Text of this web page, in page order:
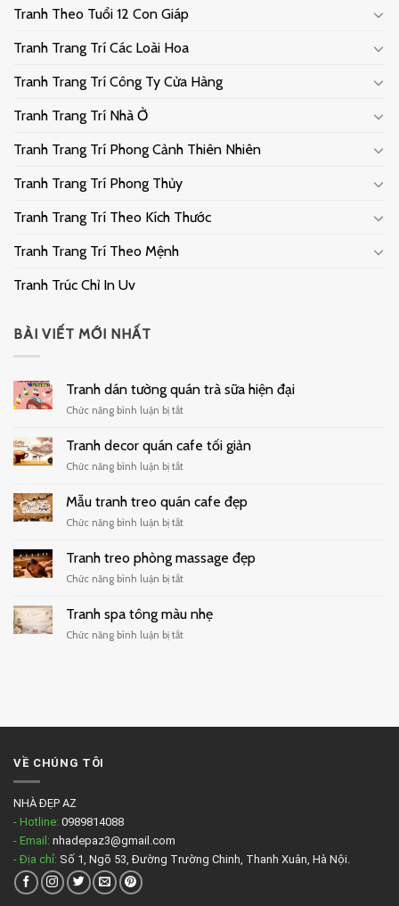
Tranh Theo Tuổi 12 Con Giáp
Tranh Trang Trí Các Loài Hoa
Tranh Trang Trí Công Ty Cửa Hàng
Tranh Trang Trí Nhà Ở
Tranh Trang Trí Phong Cảnh Thiên Nhiên
Tranh Trang Trí Phong Thủy
Tranh Trang Trí Theo Kích Thước
Tranh Trang Trí Theo Mệnh
Tranh Trúc Chỉ In Uv
BÀI VIẾT MỚI NHẤT
Tranh dán tường quán trà sữa hiện đại
Chức năng bình luận bị tắtở
dán
quán
sữa
Tranh decor quán cafe tối giản
Chức năng bình luận bị tắtở
decor
cafe
giản
Mẫu tranh treo quán cafe đẹp
Chức năng bình luận bị tắtở
quán
đẹp
Tranh treo phòng massage đẹp
Chức năng bình luận bị tắtở
treo
phòng
massage
Tranh spa tông màu nhẹ
Chức năng bình luận bị tắtở
VỀ CHÚNG TÔI
NHÀ ĐẸP AZ
- Hotline: 0989814088
- Email: nhadepaz3@gmail.com
- Địa chỉ: Số 1, Ngõ 53, Đường Trường Chinh, Thanh Xuân, Hà Nội.